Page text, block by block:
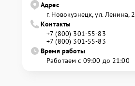
Адрес
г. Новокузнецк, ул. Ленина, 2
Контакты
+7 (800) 301-55-83
+7 (800) 301-55-83
Время работы
Работаем с 09:00 до 21:00